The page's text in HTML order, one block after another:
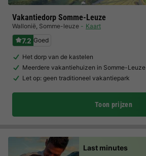
Vakantiedorp Somme-Leuze
Wallonië, Somme-leuze Kaart
7.2 Goed
Het dorp van de kastelen
Meerdere vakantiehuizen in Somme-Leuze
Let op: geen traditioneel vakantiepark
Toon prijzen
Last minutes